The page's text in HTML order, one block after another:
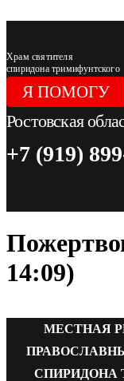
Храм святителя
спиридона тримифунтского
Я ПОМОГУ
Ростовская
+7 (919)
14:09)
МЕСТНАЯ
СПИРИДОНА